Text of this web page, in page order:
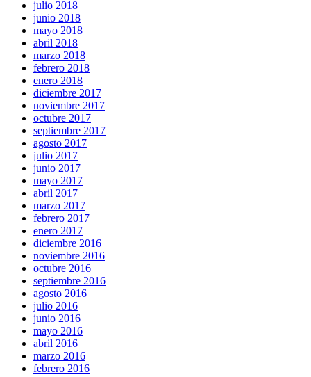
julio 2018
junio 2018
mayo 2018
abril 2018
marzo 2018
febrero 2018
enero 2018
diciembre 2017
noviembre 2017
octubre 2017
septiembre 2017
agosto 2017
julio 2017
junio 2017
mayo 2017
abril 2017
marzo 2017
febrero 2017
enero 2017
diciembre 2016
noviembre 2016
octubre 2016
septiembre 2016
agosto 2016
julio 2016
junio 2016
mayo 2016
abril 2016
marzo 2016
febrero 2016